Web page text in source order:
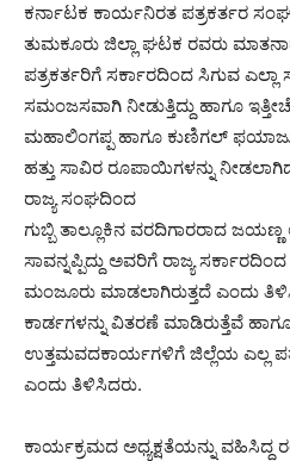
ಕರ್ನಾಟಕ ಕಾರ್ಯನಿರತ ಪತ್ರಕರ್ತರ ಸಂಘ
ತುಮಕೂರು ಜಿಲ್ಲಾ ಘಟಕ ರವರು
ಪತ್ರಕರ್ತರಿಗೆ ಸರ್ಕಾರದಿಂದ ಸಿಗುವ ಎಲ್ಲಾ
ಸಮಂಜಸವಾಗಿ ನೀಡುತ್ತಿದ್ದು ಹಾಗೂ
ಮಹಾಲಿಂಗಪ್ಪ ಹಾಗೂ ಕುಣಿಗಲ್
ಹತ್ತು ಸಾವಿರ ರೂಪಾಯಿಗಳನ್ನು
ರಾಜ್ಯ ಸಂಘದಿಂದ
ಗುಬ್ಬಿ ತಾಲ್ಲೂಕಿನ ವರದಿಗಾರರಾದ
ಸಾವನ್ನಪ್ಪಿದ್ದು ಅವರಿಗೆ ರಾಜ್ಯ
ಮಂಜೂರು ಮಾಡಲಾಗಿರುತ್ತದೆ ಎಂದು
ಕಾರ್ಡಗಳನ್ನು ವಿತರಣೆ ಮಾಡಿರುತ್ತೆವೆ
ಉತ್ತಮವದಕಾರ್ಯಗಳಿಗೆ ಜಿಲ್ಲೆಯ ಎಲ್ಲ
ಎಂದು ತಿಳಿಸಿದರು.
ಕಾರ್ಯಕ್ರಮದ ಅಧ್ಯಕ್ಷತೆಯನ್ನು